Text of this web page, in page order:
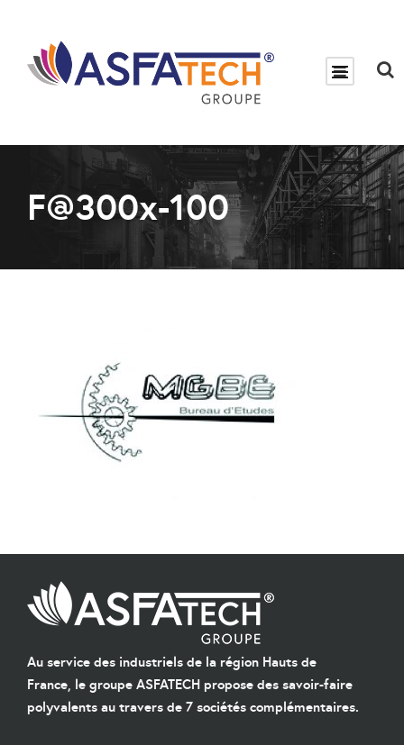
F@300x-100
Au service des industriels de la région Hauts de
France, le groupe ASFATECH propose des savoir-faire
polyvalents au travers de 7 sociétés complémentaires.